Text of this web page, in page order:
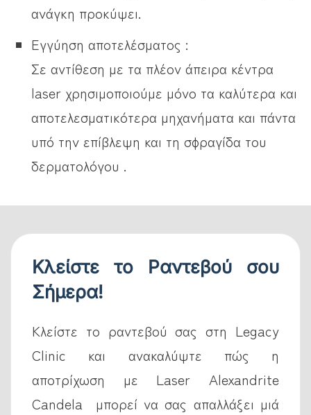
ανάγκη προκύψει.
Εγγύηση αποτελέσματος :
Σε αντίθεση με τα πλέον άπειρα κέντρα
laser χρησιμοποιούμε μόνο τα καλύτερα και
αποτελεσματικότερα μηχανήματα και πάντα
υπό την επίβλεψη και τη σφραγίδα του
δερματολόγου .
Κλείστε το Ραντεβού σου
Σήμερα!
Κλείστε το ραντεβού σας στη Legacy
Clinic και ανακαλύψτε πώς η
αποτρίχωση με Laser Alexandrite
Candela μπορεί να σας απαλλάξει μιά